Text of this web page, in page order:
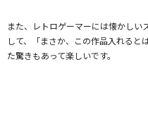
また、レトロゲーマーには懐かしい
して、「まさか、この作品入れると
た驚きもあって楽しいです。